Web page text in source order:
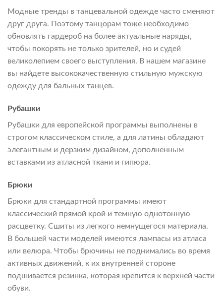
Модные тренды в танцевальной одежде часто сменяют
друг друга. Поэтому танцорам тоже необходимо
обновлять гардероб на более актуальные наряды,
чтобы покорять не только зрителей, но и судей
великолепием своего выступления. В нашем магазине
вы найдете высококачественную стильную мужскую
одежду для бальных танцев.
Рубашки
Рубашки для европейской программы выполнены в
строгом классическом стиле, а для латины обладают
элегантным и дерзким дизайном, дополненным
вставками из атласной ткани и гипюра.
Брюки
Брюки для стандартной программы имеют
классический прямой крой и темную однотонную
расцветку. Сшиты из легкого немнущегося материала.
В большей части моделей имеются лампасы из атласа
или велюра. Чтобы брючины не поднимались во время
активных движений, к их внутренней стороне
подшивается резинка, которая крепится к верхней части
обуви.